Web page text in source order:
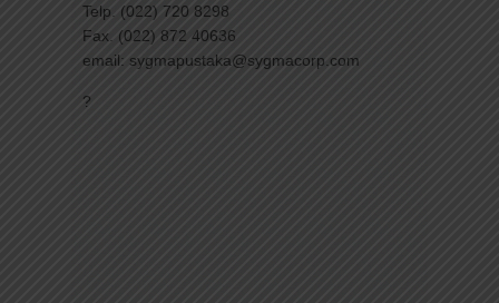
Telp. (022) 720 8298
Fax. (022) 872 40636
email: sygmapustaka@sygmacorp.com
?